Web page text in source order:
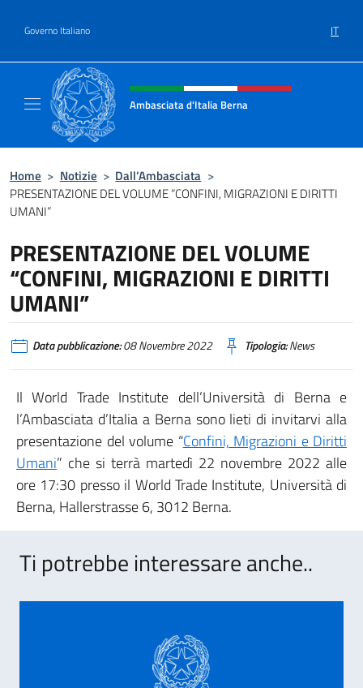
Governo Italiano IT
Intestazione sito, social e menù
Ambasciata d'Italia Berna
Home > Notizie > Dall’Ambasciata >
PRESENTAZIONE DEL VOLUME “CONFINI, MIGRAZIONI E DIRITTI
UMANI”
PRESENTAZIONE DEL VOLUME
“CONFINI, MIGRAZIONI E DIRITTI
UMANI”
Data pubblicazione:08 Novembre 2022 Tipologia:News
Il World Trade Institute dell’Università di Berna e
l’Ambasciata d’Italia a Berna sono lieti di invitarvi alla
presentazione del volume “Confini, Migrazioni e Diritti
Umani” che si terrà martedì 22 novembre 2022 alle
ore 17:30 presso il World Trade Institute, Università di
Berna, Hallerstrasse 6, 3012 Berna.
Ti potrebbe interessare anche..